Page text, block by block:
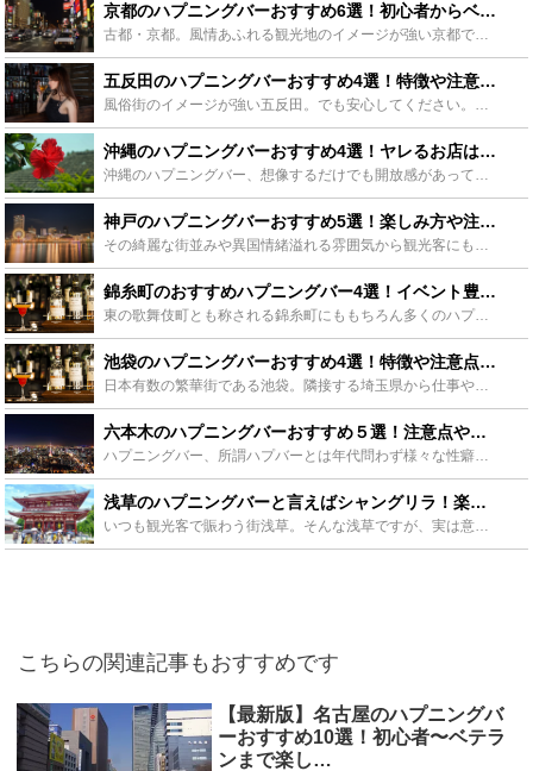
京都のハプニングバーおすすめ6選！初心者からベテランまで楽しめるハプバーまとめ - Leisurego(レジャーゴー)
古都・京都。風情あふれる観光地のイメージが強い京都ですが、実はハプニングバーもあるんです！この記事では、そんな京都の地で楽しめるおすすめハプニングバーをご紹介していきます！ 昔ながらの街並みやお寺な...
五反田のハプニングバーおすすめ4選！特徴や注意点、相手の見つけ方もご紹介 - Leisurego(レジャーゴー)
風俗街のイメージが強い五反田。でも安心してください。しっかりとハプニングバーもあるんです！この記事では、そんな五反田エリアで人気なハプニングバーをまるっとご紹介していきます。 五反田と聞いてどんなイ...
沖縄のハプニングバーおすすめ4選！ヤレるお店はどこ？出会い方のコツも！ - Leisurego(レジャーゴー)
沖縄のハプニングバー、想像するだけでも開放感があって楽しそうですよね。観光客も多く、一夜限りの開放的な夜を求めて来るお客さんも多い様です。 そんな開放感抜群の沖縄のハプニングバーについて、おすすめの...
神戸のハプニングバーおすすめ5選！楽しみ方や注意点、出会い方も解説！ - Leisurego(レジャーゴー)
その綺麗な街並みや異国情緒溢れる雰囲気から観光客にも人気の神戸。昼は神戸の街並みを楽しみ、夜は神戸牛や中華街で美味しいご飯を堪能。でも神戸の夜は長いんです。飲み足りなくて刺激が欲しいというそこのあな...
錦糸町のおすすめハプニングバー4選！イベント豊富なロタティオンからカンプバーまで - Leisurego(レジャーゴー)
東の歌舞伎町とも称される錦糸町にももちろん多くのハプニングバーが存在します。風俗街のイメージの強い錦糸町ですが、そこにはたくさんの個性豊かなハプニングバーも。この記事では、そんな錦糸町のハプニングバ...
池袋のハプニングバーおすすめ4選！特徴や注意点、出会い方もご紹介 - Leisurego(レジャーゴー)
日本有数の繁華街である池袋。隣接する埼玉県から仕事や遊びで来る方も多く、昼夜問わず賑わいを見せています。そんな池袋も夜にはエロティックな雰囲気に。もちろんハプニングバーも存在します。 この記事では、...
六本木のハプニングバーおすすめ５選！注意点や相手の見つけ方もご紹介 - Leisurego(レジャーゴー)
ハプニングバー、所謂ハプバーとは年代問わず様々な性癖を持った男女が集まり、他では言えないような大人なお話などを楽しくお酒を飲みながら盛り上がることができるバーです。 もちろん男女間の突発的なハプニン...
浅草のハプニングバーと言えばシャングリラ！楽しみ方やハプニングのコツもご紹介！ - Leisurego(レジャーゴー)
いつも観光客で賑わう街浅草。そんな浅草ですが、実は意外にもハプニングバーがあるんです。この記事では、観光地の裏にひっそりと潜む浅草のおすすめハプニングバーをご紹介していきます！ 浅草といえばここ！S...
こちらの関連記事もおすすめです
【最新版】名古屋のハプニングバ
ーおすすめ10選！初心者〜ベテラ
ンまで楽し…